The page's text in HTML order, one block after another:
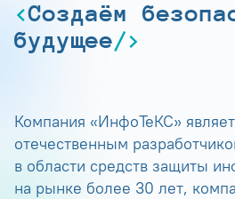
Создаём
будущее
Компания «ИнфоТеКС»
отечественным
в области средств защиты
на рынке более 30 лет,